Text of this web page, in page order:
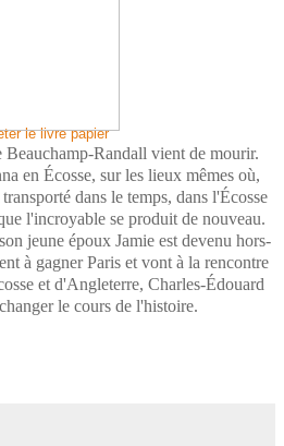
le livre papier
Randall vient de mourir.
en Écosse, sur les lieux mêmes où,
dans le temps, dans l'Écosse
l'incroyable se produit de nouveau.
jeune époux Jamie est devenu hors-
à gagner Paris et vont à la rencontre
et d'Angleterre, Charles-Édouard
le cours de l'histoire.